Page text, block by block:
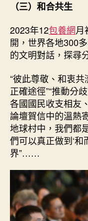
（三）和合共生
2023年12包養網月
開，世界各地300
的文明對話，探尋
“彼此尊敬、和衷
正確途徑”“推動分
各國國民收支相友
論壇賀信中的溫熱
地球村中，我們都
們可以真正做到‘
界”……